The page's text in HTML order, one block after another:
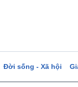
Đời sống - Xã hội